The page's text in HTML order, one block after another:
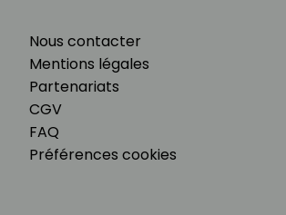
Nous contacter
Mentions légales
Partenariats
CGV
FAQ
Préférences cookies